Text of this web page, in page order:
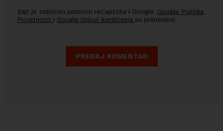
Sajt je zaštićen pomocu reCaptcha i Google. Google Politika
Privatnosti i Google Uslovi Korišćenja su primenjeni.